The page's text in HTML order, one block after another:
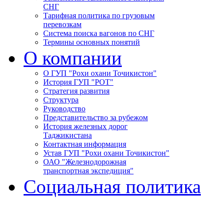
СНГ
Тарифная политика по грузовым
перевозкам
Система поиска вагонов по СНГ
Термины основных понятий
О компании
О ГУП "Рохи охани Точикистон"
История ГУП "РОТ"
Стратегия развития
Структура
Руководство
Представительство за рубежом
История железных дорог
Таджикистана
Контактная информация
Устав ГУП "Рохи охани Точикистон"
ОАО "Железнодорожная
транспортная экспедиция"
Социальная политика